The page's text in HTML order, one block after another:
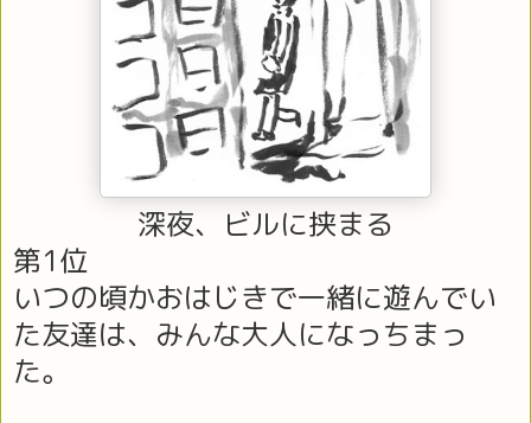
深夜、ビルに挟まる
第1位
いつの頃かおはじきで一緒に遊んでい
た友達は、みんな大人になっちまっ
た。